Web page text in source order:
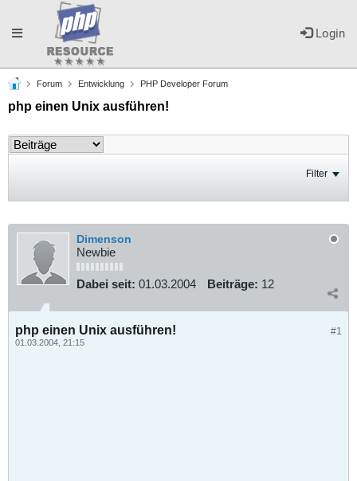
Login
Toggle
navigation
Forum Entwicklung PHP Developer Forum
php einen Unix ausführen!
Filter
Dimenson
Newbie
Dabei seit: 01.03.2004 Beiträge: 12
#1
php einen Unix ausführen!
01.03.2004, 21:15